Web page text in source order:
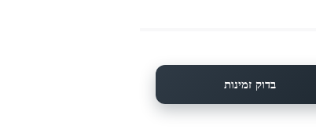
בדוק זמינות